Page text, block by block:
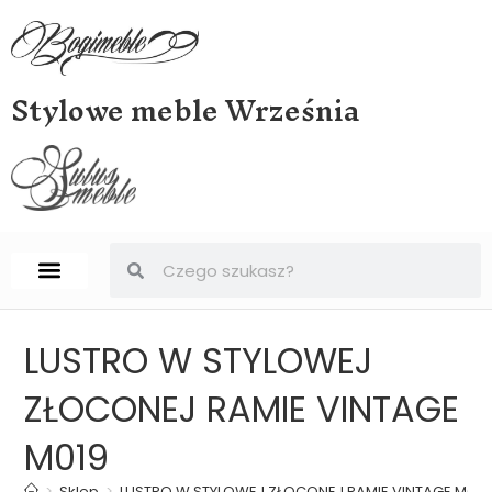
Stylowe meble Września
LUSTRO W STYLOWEJ
ZŁOCONEJ RAMIE VINTAGE
M019